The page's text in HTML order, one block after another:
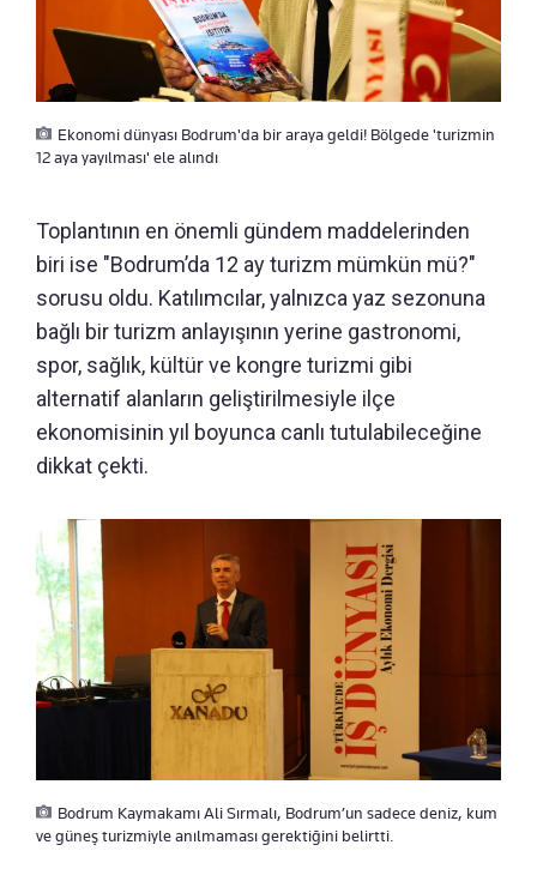
Ekonomi dünyası Bodrum'da bir araya geldi! Bölgede 'turizmin
12 aya yayılması' ele alındı
Toplantının en önemli gündem maddelerinden
biri ise "Bodrum’da 12 ay turizm mümkün mü?"
sorusu oldu. Katılımcılar, yalnızca yaz sezonuna
bağlı bir turizm anlayışının yerine gastronomi,
spor, sağlık, kültür ve kongre turizmi gibi
alternatif alanların geliştirilmesiyle ilçe
ekonomisinin yıl boyunca canlı tutulabileceğine
dikkat çekti.
Bodrum Kaymakamı Ali Sırmalı, Bodrum’un sadece deniz, kum
ve güneş turizmiyle anılmaması gerektiğini belirtti.